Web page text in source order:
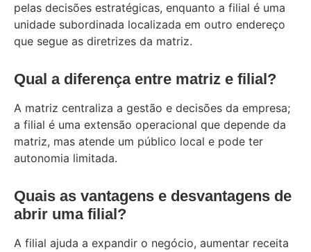
pelas decisões estratégicas, enquanto a filial é uma
unidade subordinada localizada em outro endereço
que segue as diretrizes da matriz.
Qual a diferença entre matriz e filial?
A matriz centraliza a gestão e decisões da empresa;
a filial é uma extensão operacional que depende da
matriz, mas atende um público local e pode ter
autonomia limitada.
Quais as vantagens e desvantagens de
abrir uma filial?
A filial ajuda a expandir o negócio, aumentar receita